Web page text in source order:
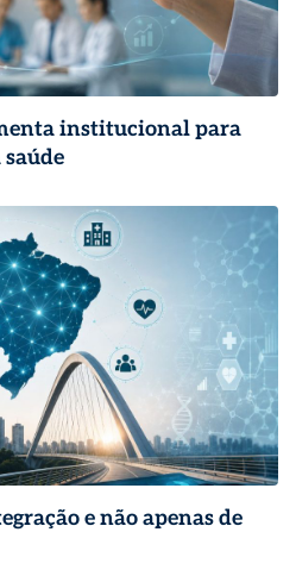
institucional para
e não apenas de